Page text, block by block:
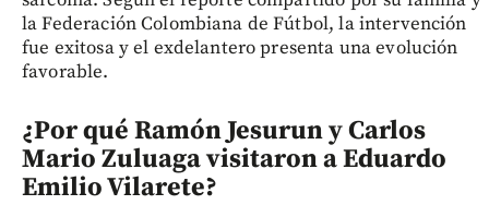
la Federación Colombiana de Fútbol, la intervención
fue exitosa y el exdelantero presenta una evolución
favorable.
¿Por qué Ramón Jesurun y Carlos
Mario Zuluaga visitaron a Eduardo
Emilio Vilarete?